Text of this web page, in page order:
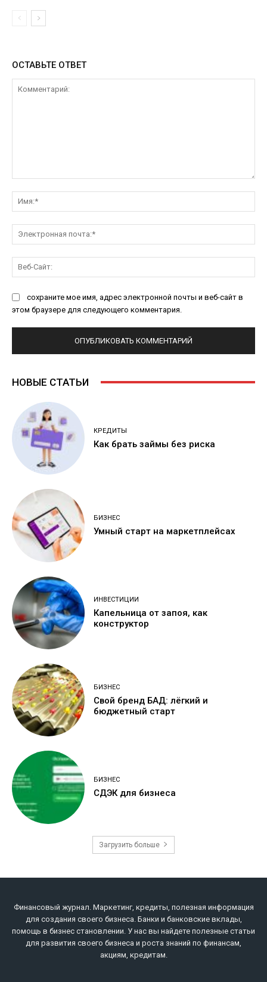
ОСТАВЬТЕ ОТВЕТ
сохраните мое имя, адрес электронной почты и веб-сайт в
этом браузере для следующего комментария.
НОВЫЕ СТАТЬИ
КРЕДИТЫ
Как брать займы без риска
БИЗНЕС
Умный старт на маркетплейсах
ИНВЕСТИЦИИ
Капельница от запоя, как
конструктор
БИЗНЕС
Свой бренд БАД: лёгкий и
бюджетный старт
БИЗНЕС
СДЭК для бизнеса
Загрузить больше
Финансовый журнал. Маркетинг, кредиты, полезная информация
для создания своего бизнеса. Банки и банковские вклады,
помощь в бизнес становлении. У нас вы найдете полезные статьи
для развития своего бизнеса и роста знаний по финансам,
акциям, кредитам.